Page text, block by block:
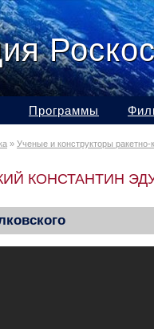
Программы
» Ученые и конструкторы ракетно-
КОНСТАНТИН